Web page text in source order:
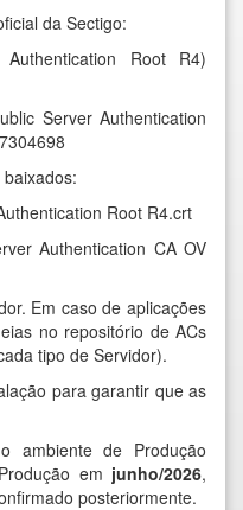
da Sectigo:
Root R4)
Server Authentication
Root R4.crt
Authentication CA OV
Em caso de aplicações
no repositório de ACs
tipo de Servidor).
para garantir que as
ambiente de Produção
em junho/2026,
posteriormente.